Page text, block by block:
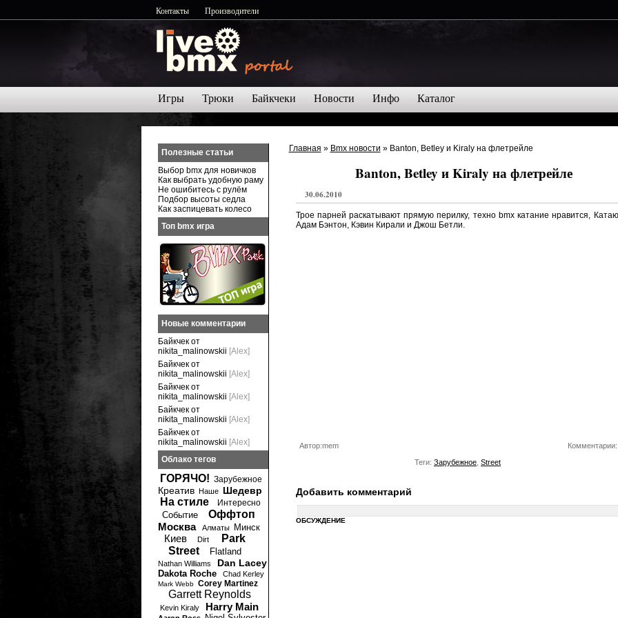
Контакты Производители
Игры Трюки Байкчеки Новости Инфо Каталог
Главная » Bmx новости » Banton, Betley и Kiraly на флетрейле
Banton, Betley и Kiraly на флетрейле
30.06.2010
Трое парней раскатывают прямую перилку, техно bmx катание нравится,
Адам Бэнтон, Кэвин Кирали и Джош Бетли.
Автор:mem
Комментарии:
Теги: Зарубежное Street
Добавить комментарий
ОБСУЖДЕНИЕ
Полезные статьи
Выбор bmx для новичков
Как выбрать удобную раму
Не ошибитесь с рулём
Подбор высоты седла
Как заспицевать колесо
Топ bmx игра
Новые комментарии
Байкчек от
nikita_malinowskii [Alex]
Байкчек от
nikita_malinowskii [Alex]
Байкчек от
nikita_malinowskii [Alex]
Байкчек от
nikita_malinowskii [Alex]
Байкчек от
nikita_malinowskii [Alex]
Облако тегов
ГОРЯЧО! Зарубежное
Креатив Наше Шедевр
На стиле Интересно
Событие
Оффтоп
Москва
Алматы Минск
Киев Dirt
Park
Street
Flatland
Nathan Williams Dan Lacey
Dakota Roche Chad Kerley
Mark Webb Corey Martinez
Garrett Reynolds
Kevin Kiraly Harry Main